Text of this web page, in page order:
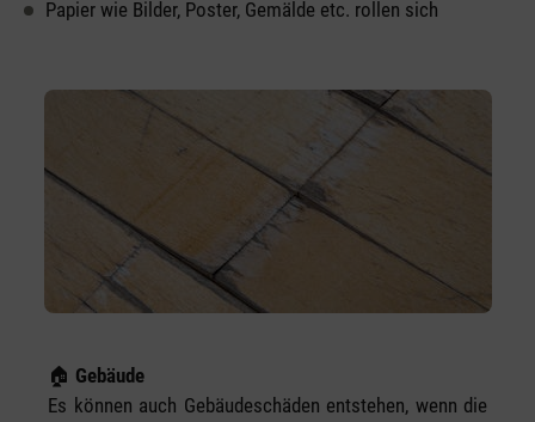
Papier wie Bilder, Poster, Gemälde etc. rollen sich
🏠 Gebäude
Es können auch Gebäudeschäden entstehen, wenn die